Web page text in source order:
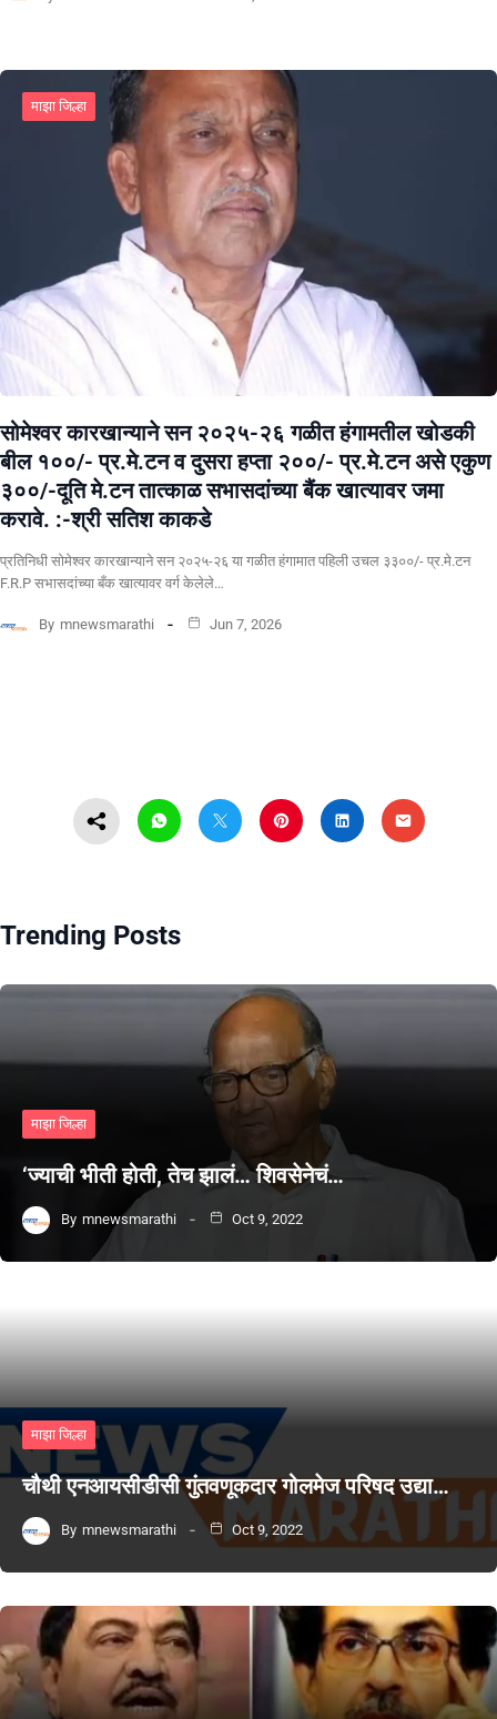
माझा जिल्हा
सोमेश्वर कारखान्याने सन २०२५-२६ गळीत हंगामतील खोडकी
बील १००/- प्र.मे.टन व दुसरा हप्ता २००/- प्र.मे.टन असे एकुण
३००/-दूति मे.टन तात्काळ सभासदांच्या बैंक खात्यावर जमा
करावे. :-श्री सतिश काकडे
प्रतिनिधी सोमेश्वर कारखान्याने सन २०२५-२६ या गळीत हंगामात पहिली उचल ३३००/- प्र.मे.टन
F.R.P सभासदांच्या बँक खात्यावर वर्ग केलेले…
By mnewsmarathi Jun 7, 2026
Trending Posts
माझा जिल्हा
‘ज्याची भीती होती, तेच झालं… शिवसेनेचं…
By mnewsmarathi Oct 9, 2022
माझा जिल्हा
चौथी एनआयसीडीसी गुंतवणूकदार गोलमेज परिषद उद्या…
By mnewsmarathi Oct 9, 2022